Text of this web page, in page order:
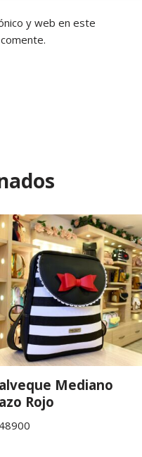
y web en este
Mediano
Rojo
48900